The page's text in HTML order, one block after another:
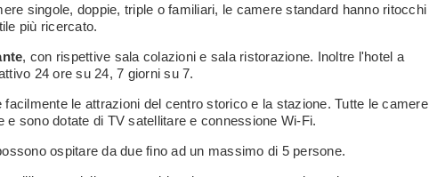
singole, doppie, triple o familiari, le camere standard hanno ritocchi
più ricercato.
, con rispettive sala colazioni e sala ristorazione. Inoltre l'hotel a
24 ore su 24, 7 giorni su 7.
le attrazioni del centro storico e la stazione. Tutte le camere
sono dotate di TV satellitare e connessione Wi-Fi.
ospitare da due fino ad un massimo di 5 persone.